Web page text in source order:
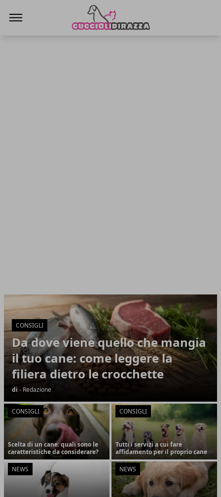
Articoli in Evidenza
CONSIGLI
Da dove viene quello che mangia
il tuo cane: come leggere la
filiera dietro le crocchette
di - Redazione
CONSIGLI
Scelta di un cane: quali sono le
caratteristiche da considerare?
CONSIGLI
Tutti i servizi a cui fare
affidamento per il proprio cane
NEWS NEWS